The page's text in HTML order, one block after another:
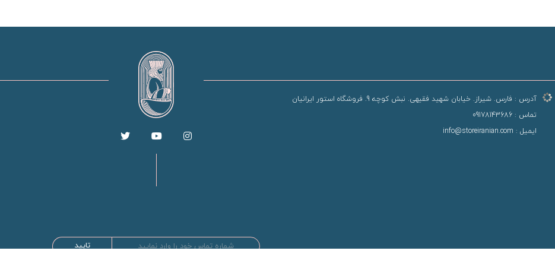
آدرس : فارس. شیراز. خیابان شهید فقیهی. نبش کوچه 9. فروشگاه استور ایرانیان
تماس : 09178143686
ایمیل : info@storeiranian.com
تایید